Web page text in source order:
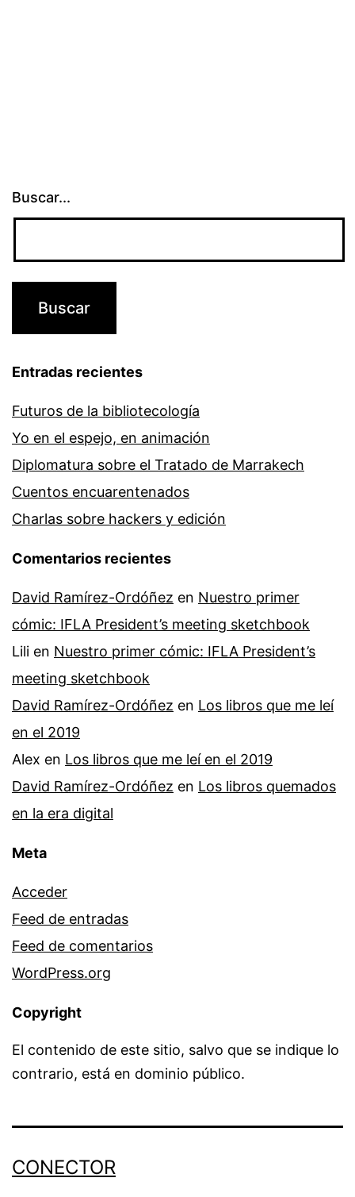
Buscar...
Entradas recientes
Futuros de la bibliotecología
Yo en el espejo, en animación
Diplomatura sobre el Tratado de Marrakech
Cuentos encuarentenados
Charlas sobre hackers y edición
Comentarios recientes
David Ramírez-Ordóñez en Nuestro primer
cómic: IFLA President’s meeting sketchbook
Lili en Nuestro primer cómic: IFLA President’s
meeting sketchbook
David Ramírez-Ordóñez en Los libros que me leí
en el 2019
Alex en Los libros que me leí en el 2019
David Ramírez-Ordóñez en Los libros quemados
en la era digital
Meta
Acceder
Feed de entradas
Feed de comentarios
WordPress.org
Copyright
El contenido de este sitio, salvo que se indique lo
contrario, está en dominio público.
CONECTOR